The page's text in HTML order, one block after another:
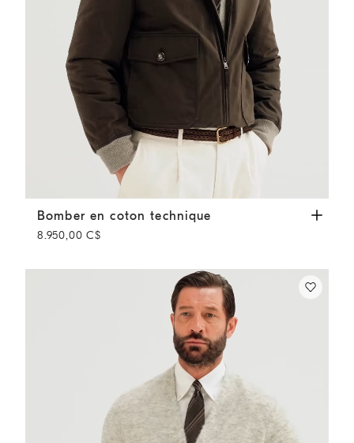
Bomber en coton technique Gris Foncé
Bomber en coton technique
8.950,00 C$